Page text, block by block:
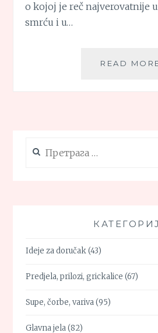
o kojoj je reč najverovatnije
smrću i u…
READ
за:
Ideje za doručak(43)
Predjela, prilozi, grickalice (67)
Supe, čorbe, variva(95)
Glavna jela(82)